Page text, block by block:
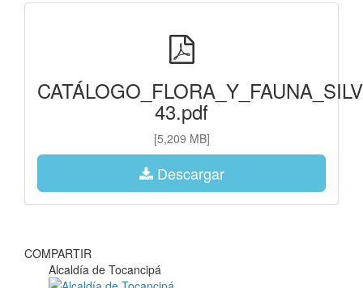
43.pdf
[5,209 MB]
Descargar
COMPARTIR
Alcaldía de Tocancipá